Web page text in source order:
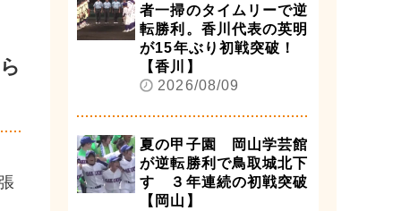
者一掃のタイムリーで逆
転勝利。香川代表の英明
が15年ぶり初戦突破！
【香川】
2026/08/09
夏の甲子園 岡山学芸館
が逆転勝利で鳥取城北下
す ３年連続の初戦突破
【岡山】